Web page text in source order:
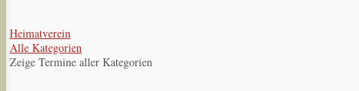
Heimatverein
Alle Kategorien
Zeige Termine aller Kategorien